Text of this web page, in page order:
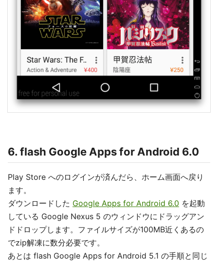
6. flash Google Apps for Android 6.0
Play Store へのログインが済んだら、ホーム画面へ戻り
ます。
ダウンロードした Google Apps for Android 6.0 を起動
している Google Nexus 5 のウィンドウにドラッグアン
ドドロップします。ファイルサイズが100MB近くあるの
でzip解凍に数分必要です。
あとは flash Google Apps for Android 5.1 の手順と同じ